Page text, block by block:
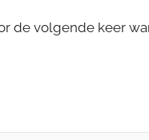
de volgende keer